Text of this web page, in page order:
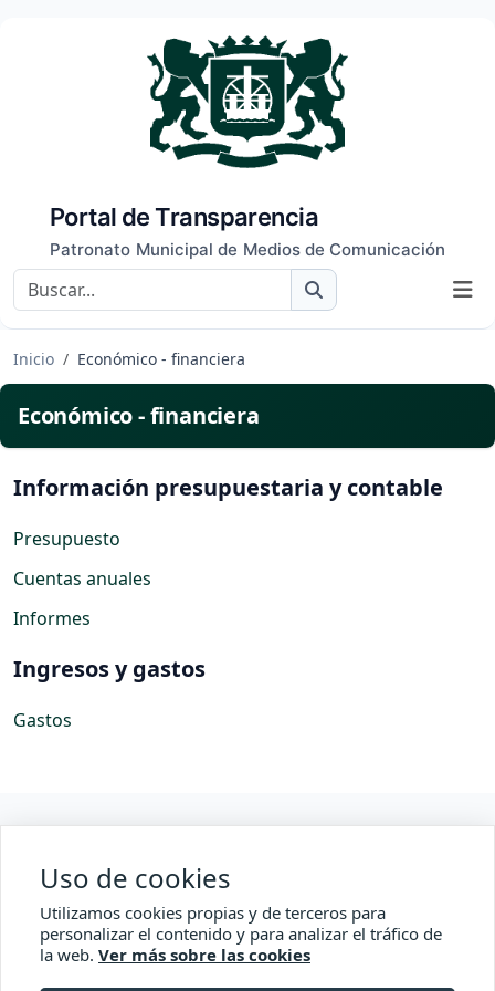
Portal de Transparencia
Patronato Municipal de Medios de Comunicación
Inicio Económico - financiera
Económico - financiera
Información presupuestaria y contable
Presupuesto
Cuentas anuales
Informes
Ingresos y gastos
Gastos
Accesibilidad
Comisionado Transparencia
Uso de cookies
Utilizamos cookies propias y de terceros para
personalizar el contenido y para analizar el tráfico de
la web. Ver más sobre las cookies